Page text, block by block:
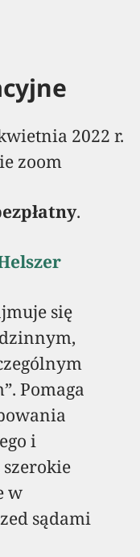
2022 r.
zoom
.
się
Pomaga
i
w
sądami